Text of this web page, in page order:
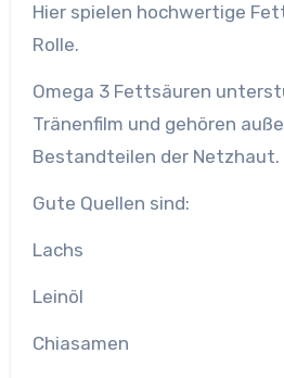
Hier spielen hochwertige
Rolle.
Omega 3 Fettsäuren
Tränenfilm und gehören
Bestandteilen der Netzhaut.
Gute Quellen sind:
Lachs
Leinöl
Chiasamen